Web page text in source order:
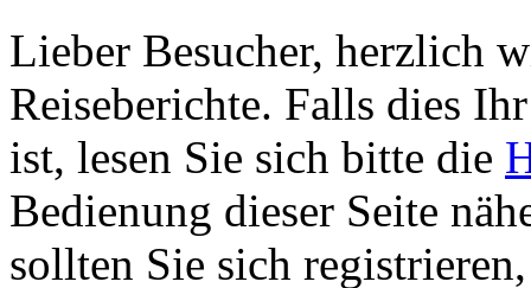
Lieber Besucher, herzlich
Reiseberichte. Falls dies
ist, lesen Sie sich bitte die
Bedienung dieser Seite
sollten Sie sich